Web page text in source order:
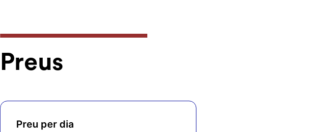
Preus
Preu per dia